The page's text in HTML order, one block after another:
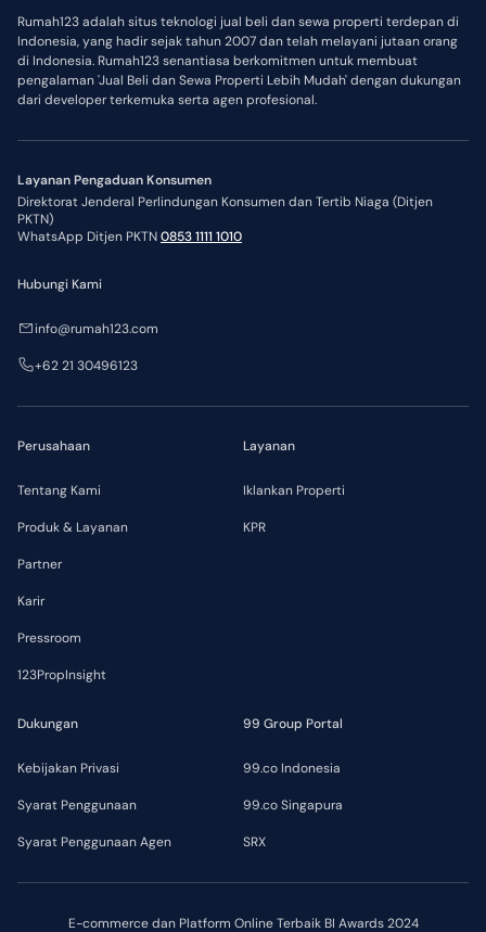
Rumah123 adalah situs teknologi jual beli dan sewa properti terdepan di
Indonesia, yang hadir sejak tahun 2007 dan telah melayani jutaan orang
di Indonesia. Rumah123 senantiasa berkomitmen untuk membuat
pengalaman 'Jual Beli dan Sewa Properti Lebih Mudah' dengan dukungan
dari developer terkemuka serta agen profesional.
Layanan Pengaduan Konsumen
Direktorat Jenderal Perlindungan Konsumen dan Tertib Niaga (Ditjen
PKTN)
WhatsApp Ditjen PKTN0853 1111 1010
E-commerce dan Platform Online Terbaik BI Awards 2024
Perusahaan
Tentang Kami
Produk & Layanan
Partner
Karir
Pressroom
123PropInsight
Layanan
Iklankan Properti
KPR
Dukungan
Kebijakan Privasi
Syarat Penggunaan
Syarat Penggunaan Agen
99 Group Portal
99.co Indonesia
99.co Singapura
SRX
Hubungi Kami
info@rumah123.com
+62 21 30496123